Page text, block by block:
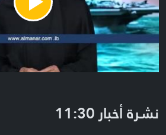
Play
Video
نشرة أخبار 11:30